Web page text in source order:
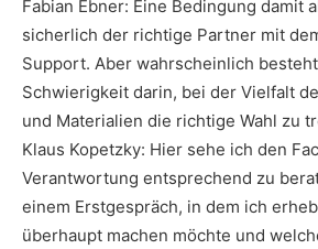
Fabian Ebner: Eine Bedingung damit
sicherlich der richtige Partner mit
Support. Aber wahrscheinlich
Schwierigkeit darin, bei der Vielfalt
und Materialien die richtige Wahl zu
Klaus Kopetzky: Hier sehe ich den
Verantwortung entsprechend zu
einem Erstgespräch, in dem ich
überhaupt machen möchte und